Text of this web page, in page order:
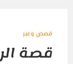
قصص وعبر
قصة